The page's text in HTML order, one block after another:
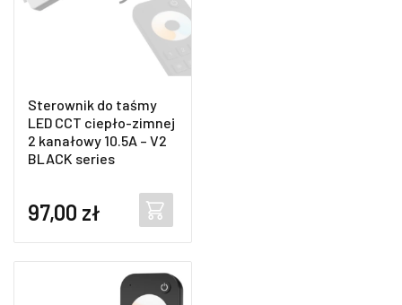
Sterownik do taśmy
LED CCT ciepło-zimnej
2 kanałowy 10.5A – V2
BLACK series
97,00 zł